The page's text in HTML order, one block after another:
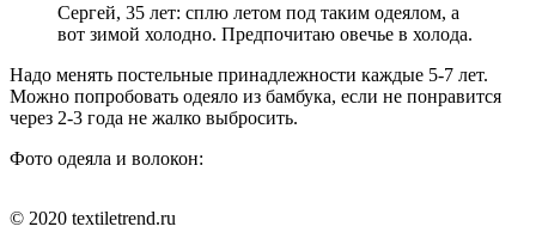
Сергей, 35 лет: сплю летом под таким одеялом, а
вот зимой холодно. Предпочитаю овечье в холода.
Надо менять постельные принадлежности каждые 5-7 лет.
Можно попробовать одеяло из бамбука, если не понравится
через 2-3 года не жалко выбросить.
Фото одеяла и волокон:
© 2020 textiletrend.ru